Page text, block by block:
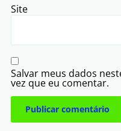
Site
Salvar meus dados
vez que eu comentar.